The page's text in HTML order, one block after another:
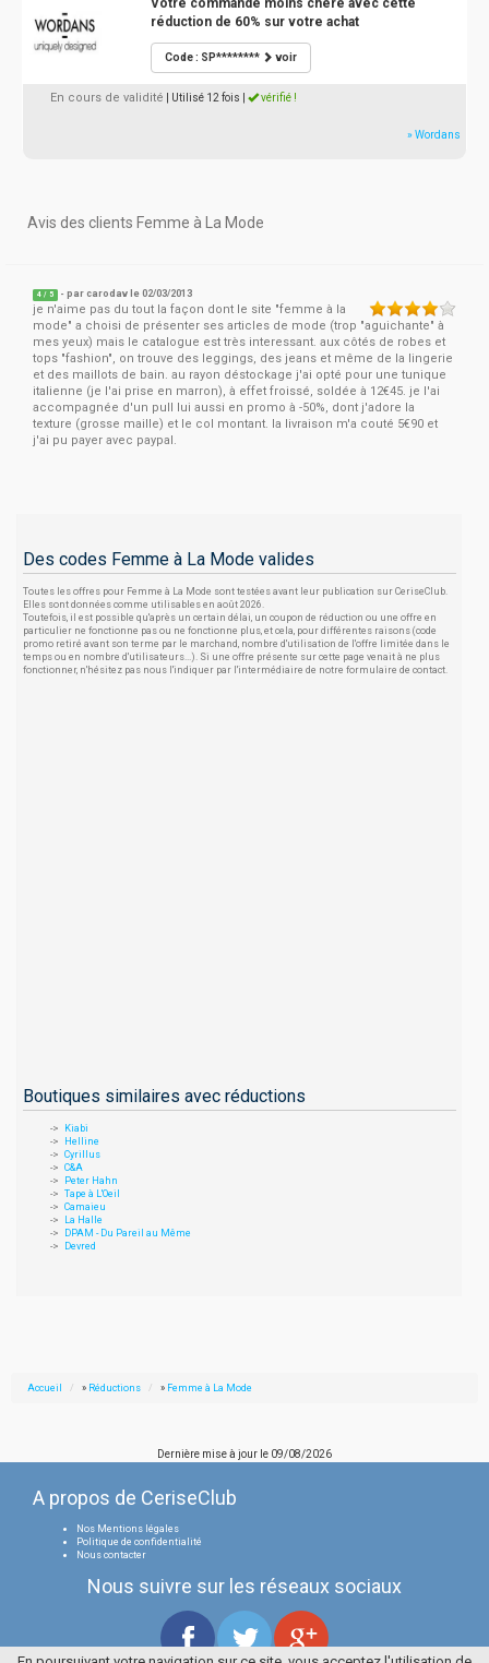
Votre commande moins chère avec cette
réduction de 60% sur votre achat
Code : SP******** voir
En cours de validité | Utilisé 12 fois vérifié !
» Wordans
Avis des clients Femme à La Mode
4 / 5 - parcarodav le 02/03/2013
je n'aime pas du tout la façon dont le site "femme à la
mode" a choisi de présenter ses articles de mode (trop "aguichante" à
mes yeux) mais le catalogue est très interessant. aux côtés de robes et
tops "fashion", on trouve des leggings, des jeans et même de la lingerie
et des maillots de bain. au rayon déstockage j'ai opté pour une tunique
italienne (je l'ai prise en marron), à effet froissé, soldée à 12€45. je l'ai
accompagnée d'un pull lui aussi en promo à -50%, dont j'adore la
texture (grosse maille) et le col montant. la livraison m'a couté 5€90 et
j'ai pu payer avec paypal.
Des codes Femme à La Mode valides
Toutes les offres pour Femme à La Mode sont testées avant leur publication sur CeriseClub.
Elles sont données comme utilisables en août 2026.
Toutefois, il est possible qu'après un certain délai, un coupon de réduction ou une offre en
particulier ne fonctionne pas ou ne fonctionne plus, et cela, pour différentes raisons (code
promo retiré avant son terme par le marchand, nombre d'utilisation de l'offre limitée dans le
temps ou en nombre d'utilisateurs...). Si une offre présente sur cette page venait à ne plus
fonctionner, n'hésitez pas nous l'indiquer par l'intermédiaire de notre formulaire de contact.
Boutiques similaires avec réductions
Kiabi
Helline
Cyrillus
C&A
Peter Hahn
Tape à L'Oeil
Camaieu
La Halle
DPAM - Du Pareil au Même
Devred
Accueil » Réductions » Femme à La Mode
Dernière mise à jour le 09/08/2026
A propos de CeriseClub
Nos Mentions légales
Politique de confidentialité
Nous contacter
Nous suivre sur les réseaux sociaux